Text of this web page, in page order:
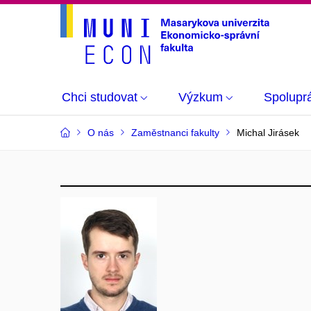
Chci studovat Výzkum
O nás Zaměstnanci fakulty Michal Jirásek